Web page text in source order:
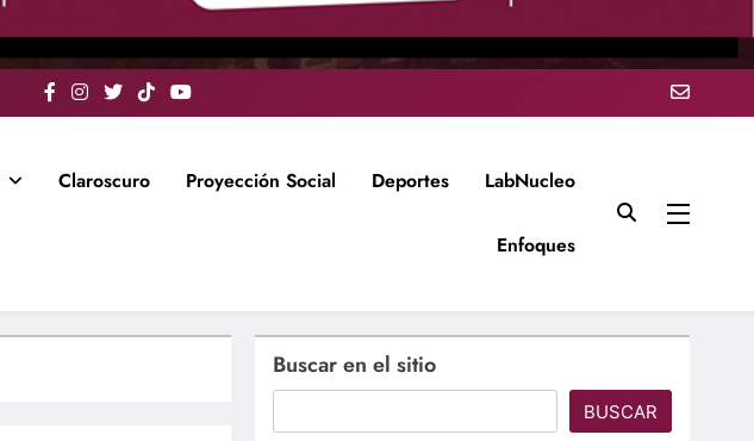
Claroscuro Proyección Social Deportes LabNucleo
Enfoques
Buscar en el sitio
BUSCAR